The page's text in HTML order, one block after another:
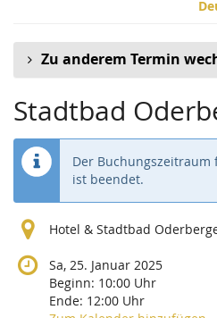
Zu anderem Termin
Stadtbad
Der
ist beendet.
Hotel & Stadtbad
Sa, 25. Januar 2025
Beginn: 10:00 Uhr
Ende: 12:00 Uhr